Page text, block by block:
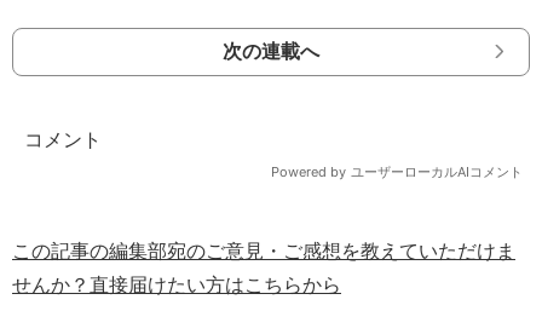
次の連載へ
この記事の編集部宛のご意見・ご感想を教えていただけま
せんか？直接届けたい方はこちらから